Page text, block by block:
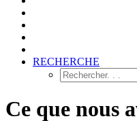
RECHERCHE
Ce que nous